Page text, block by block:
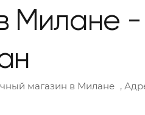
Милане
магазин в Милане ,